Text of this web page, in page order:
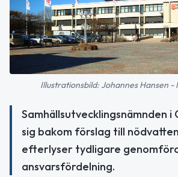
Illustrationsbild: Johannes Hansen -
Samhällsutvecklingsnämnden i
sig bakom förslag till
efterlyser tydligare
ansvarsfördelning.